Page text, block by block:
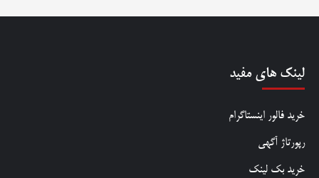
لینک های مفید
خرید فالور اینستاگرام
رپورتاژ آگهی
خرید بک لینک